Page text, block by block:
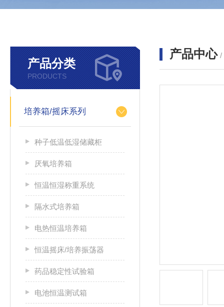
产品分类
PRODUCTS
培养箱/摇床系列
种子低温低湿储藏柜
厌氧培养箱
恒温恒湿称重系统
隔水式培养箱
电热恒温培养箱
恒温摇床/培养振荡器
药品稳定性试验箱
电池恒温测试箱
产品中心 /